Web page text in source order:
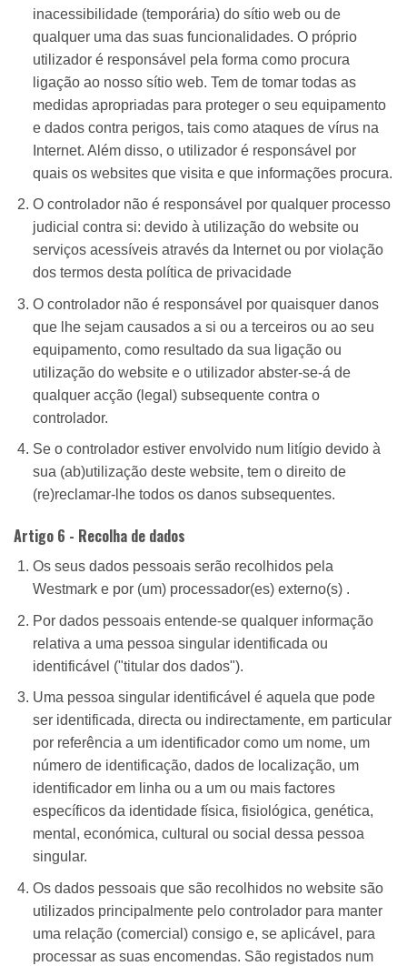
inacessibilidade (temporária) do sítio web ou de
qualquer uma das suas funcionalidades. O próprio
utilizador é responsável pela forma como procura
ligação ao nosso sítio web. Tem de tomar todas as
medidas apropriadas para proteger o seu equipamento
e dados contra perigos, tais como ataques de vírus na
Internet. Além disso, o utilizador é responsável por
quais os websites que visita e que informações procura.
O controlador não é responsável por qualquer processo
judicial contra si: devido à utilização do website ou
serviços acessíveis através da Internet ou por violação
dos termos desta política de privacidade
O controlador não é responsável por quaisquer danos
que lhe sejam causados a si ou a terceiros ou ao seu
equipamento, como resultado da sua ligação ou
utilização do website e o utilizador abster-se-á de
qualquer acção (legal) subsequente contra o
controlador.
Se o controlador estiver envolvido num litígio devido à
sua (ab)utilização deste website, tem o direito de
(re)reclamar-lhe todos os danos subsequentes.
Artigo 6 - Recolha de dados
Os seus dados pessoais serão recolhidos pela
Westmark e por (um) processador(es) externo(s) .
Por dados pessoais entende-se qualquer informação
relativa a uma pessoa singular identificada ou
identificável ("titular dos dados").
Uma pessoa singular identificável é aquela que pode
ser identificada, directa ou indirectamente, em particular
por referência a um identificador como um nome, um
número de identificação, dados de localização, um
identificador em linha ou a um ou mais factores
específicos da identidade física, fisiológica, genética,
mental, económica, cultural ou social dessa pessoa
singular.
Os dados pessoais que são recolhidos no website são
utilizados principalmente pelo controlador para manter
uma relação (comercial) consigo e, se aplicável, para
processar as suas encomendas. São registados num